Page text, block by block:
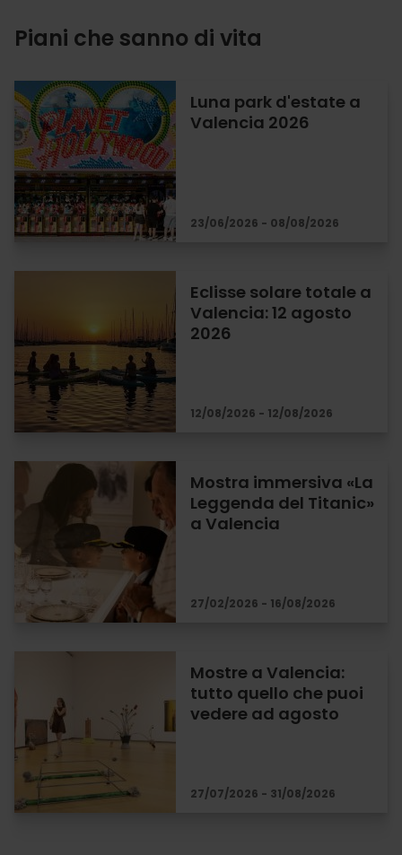
Piani che sanno di vita
Luna park d'estate a
Valencia 2026
23/06/2026 - 08/08/2026
Eclisse solare totale a
Valencia: 12 agosto
2026
12/08/2026 - 12/08/2026
Mostra immersiva «La
Leggenda del Titanic»
a Valencia
27/02/2026 - 16/08/2026
Mostre a Valencia:
tutto quello che puoi
vedere ad agosto
27/07/2026 - 31/08/2026